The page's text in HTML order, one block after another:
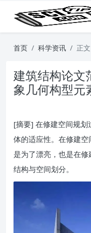
首页 科学资讯 正文
建筑结构论文
象几何构型元
[摘要] 在修建空间规划
体的适应性。在修建
是为了漂亮，也是在
结构与空间划分。